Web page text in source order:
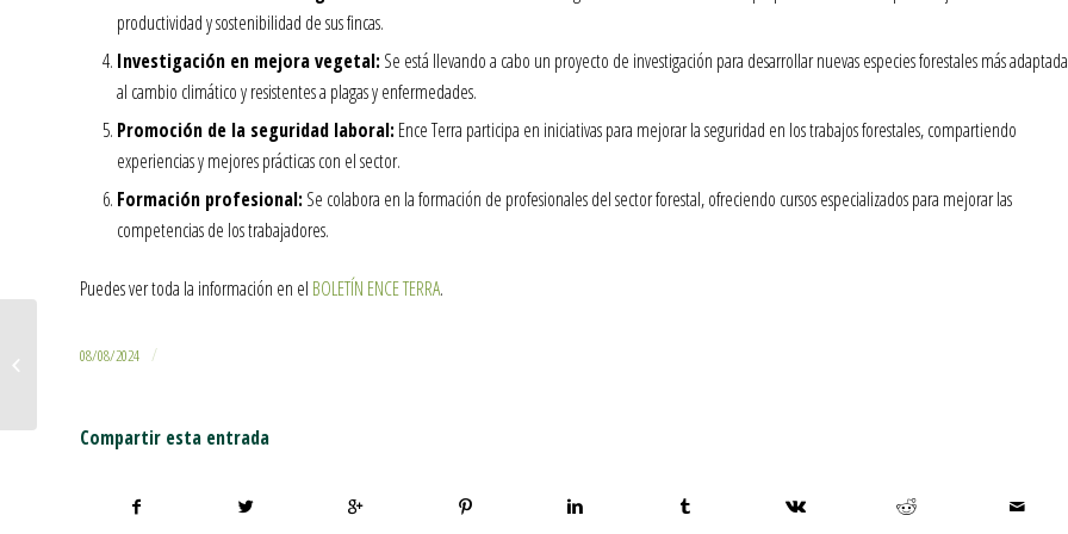
productividad y sostenibilidad de sus fincas.
Investigación en mejora vegetal:Se está llevando a cabo un proyecto de investigación para desarrollar nuevas especies forestales más
al cambio climático y resistentes a plagas y enfermedades.
Promoción de la seguridad laboral:Ence Terra participa en iniciativas para mejorar la seguridad en los trabajos forestales, compartiendo
experiencias y mejores prácticas con el sector.
Formación profesional:Se colabora en la formación de profesionales del sector forestal, ofreciendo cursos especializados para mejorar las
competencias de los trabajadores.
Puedes ver toda la información en el BOLETÍN ENCE TERRA.
08/08/2024 /
Compartir esta entrada
Potencia tu eucalipto: Hasta 360€ más por hectárea y